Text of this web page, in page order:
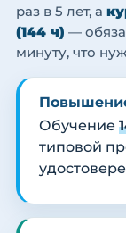
раз в 5 лет, а
(144 ч) —
минуту, что
Обучение
типовой